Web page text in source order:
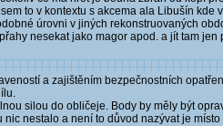
to v kontextu s akcema ala Libušín
úrovni v jiných rekonstruovaných
nesekat jako magor apod. a jít tam
a zajištěním bezpečnostních
silou do obličeje. Body by měly být
nestalo a není to důvod nazývat je